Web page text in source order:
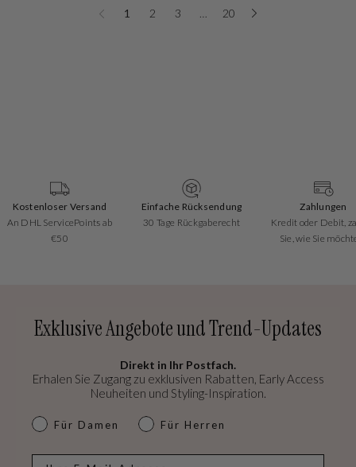
1 2 3 20
Kostenloser Versand
An DHL ServicePoints ab
€50
Einfache Rücksendung
30 Tage Rückgaberecht
Zahlungen
Kredit oder Debit,
Sie, wie Sie
Exklusive Angebote und Trend-Updates
Direkt in Ihr Postfach.
Erhalen Sie Zugang zu exklusiven Rabatten, Early Access
Neuheiten und Styling-Inspiration.
dames & heren
Für Damen Für Herren